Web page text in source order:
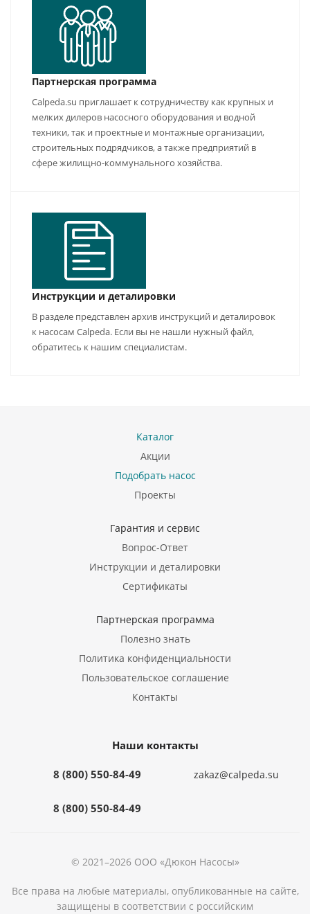
Партнерская программа
Calpeda.su приглашает к сотрудничеству как крупных и
мелких дилеров насосного оборудования и водной
техники, так и проектные и монтажные организации,
строительных подрядчиков, а также предприятий в
сфере жилищно-коммунального хозяйства.
Инструкции и деталировки
В разделе представлен архив инструкций и деталировок
к насосам Calpeda. Если вы не нашли нужный файл,
обратитесь к нашим специалистам.
Каталог
Акции
Подобрать насос
Проекты
Гарантия и сервис
Вопрос-Ответ
Инструкции и деталировки
Сертификаты
Партнерская программа
Полезно знать
Политика конфиденциальности
Пользовательское соглашение
Контакты
Наши контакты
8 (800) 550-84-49
8 (800) 550-84-49
zakaz@calpeda.su
© 2021–2026 ООО «Дюкон Насосы»
Все права на любые материалы, опубликованные на сайте,
защищены в соответствии с российским